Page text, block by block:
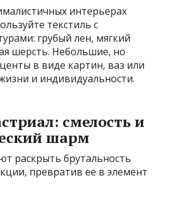
интерьерах
текстиль с
грубый лен, мягкий
шерсть. Небольшие, но
в виде картин, ваз или
и индивидуальности.
смелость и
шарм
раскрыть брутальность
превратив ее в элемент